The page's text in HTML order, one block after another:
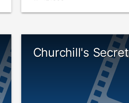
Churchill's Secret